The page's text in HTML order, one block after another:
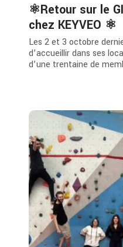
⚛️Retour sur le
chez KEYVEO ⚛️
Les 2 et 3 octobre
d’accueillir dans ses
d’une trentaine de